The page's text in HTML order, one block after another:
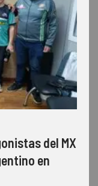
del MX
en